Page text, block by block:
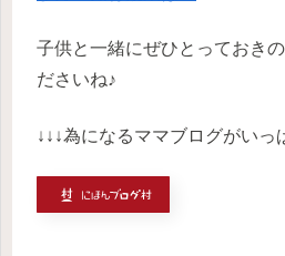
子供と一緒にぜひとっておき
ださいね♪
↓↓↓為になるママブログがいっ